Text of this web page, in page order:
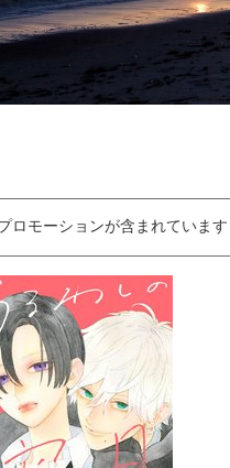
ロモーションが含まれています